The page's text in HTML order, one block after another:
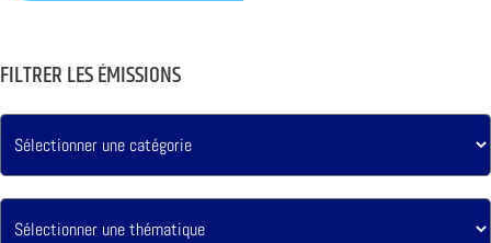
FILTRER LES ÉMISSIONS